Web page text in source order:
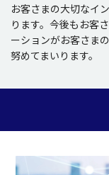
お客さまの大切なイ
ります。今後もお客
ーションがお客さま
努めてまいります。